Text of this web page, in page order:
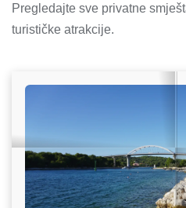
Pregledajte sve privatne
turističke atrakcije.